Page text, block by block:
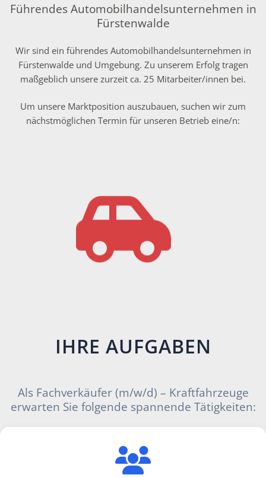
Führendes Automobilhandelsunternehmen in
Fürstenwalde
Wir sind ein führendes Automobilhandelsunternehmen in
Fürstenwalde und Umgebung. Zu unserem Erfolg tragen
maßgeblich unsere zurzeit ca. 25 Mitarbeiter/innen bei.
Um unsere Marktposition auszubauen, suchen wir zum
nächstmöglichen Termin für unseren Betrieb eine/n:
IHRE AUFGABEN
Als Fachverkäufer (m/w/d) – Kraftfahrzeuge
erwarten Sie folgende spannende Tätigkeiten: